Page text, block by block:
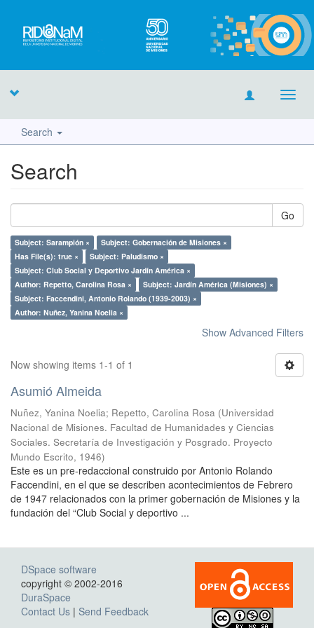
Search
Search
Go
Subject: Sarampión ×
Subject: Gobernación de Misiones ×
Has File(s): true ×
Subject: Paludismo ×
Subject: Club Social y Deportivo Jardín América ×
Author: Repetto, Carolina Rosa ×
Subject: Jardín América (Misiones) ×
Subject: Faccendini, Antonio Rolando (1939-2003) ×
Author: Nuñez, Yanina Noelia ×
Show Advanced Filters
Now showing items 1-1 of 1
Asumió Almeida
Nuñez, Yanina Noelia; Repetto, Carolina Rosa (Universidad
Nacional de Misiones. Facultad de Humanidades y Ciencias
Sociales. Secretaría de Investigación y Posgrado. Proyecto
Mundo Escrito, 1946)
Este es un pre-redaccional construido por Antonio Rolando
Faccendini, en el que se describen acontecimientos de Febrero
de 1947 relacionados con la primer gobernación de Misiones y la
fundación del “Club Social y deportivo ...
DSpace software
copyright © 2002-2016
DuraSpace
Contact Us | Send Feedback